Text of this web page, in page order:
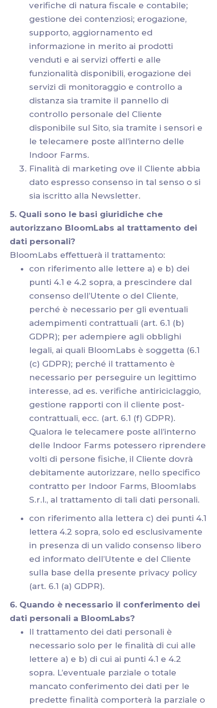
verifiche di natura fiscale e contabile;
gestione dei contenziosi; erogazione,
supporto, aggiornamento ed
informazione in merito ai prodotti
venduti e ai servizi offerti e alle
funzionalità disponibili, erogazione dei
servizi di monitoraggio e controllo a
distanza sia tramite il pannello di
controllo personale del Cliente
disponibile sul Sito, sia tramite i sensori e
le telecamere poste all’interno delle
Indoor Farms.
Finalità di marketing ove il Cliente abbia
dato espresso consenso in tal senso o si
sia iscritto alla Newsletter.
5. Quali sono le basi giuridiche che
autorizzano BloomLabs al trattamento dei
dati personali?
BloomLabs effettuerà il trattamento:
con riferimento alle lettere a) e b) dei
punti 4.1 e 4.2 sopra, a prescindere dal
consenso dell’Utente o del Cliente,
perché è necessario per gli eventuali
adempimenti contrattuali (art. 6.1 (b)
GDPR); per adempiere agli obblighi
legali, ai quali BloomLabs è soggetta (6.1
(c) GDPR); perché il trattamento è
necessario per perseguire un legittimo
interesse, ad es. verifiche antiriciclaggio,
gestione rapporti con il cliente post-
contrattuali, ecc. (art. 6.1 (f) GDPR).
Qualora le telecamere poste all’interno
delle Indoor Farms potessero riprendere
volti di persone fisiche, il Cliente dovrà
debitamente autorizzare, nello specifico
contratto per Indoor Farms, Bloomlabs
S.r.l., al trattamento di tali dati personali.
con riferimento alla lettera c) dei punti 4.1
lettera 4.2 sopra, solo ed esclusivamente
in presenza di un valido consenso libero
ed informato dell’Utente e del Cliente
sulla base della presente privacy policy
(art. 6.1 (a) GDPR).
6. Quando è necessario il conferimento dei
dati personali a BloomLabs?
Il trattamento dei dati personali è
necessario solo per le finalità di cui alle
lettere a) e b) di cui ai punti 4.1 e 4.2
sopra. L’eventuale parziale o totale
mancato conferimento dei dati per le
predette finalità comporterà la parziale o